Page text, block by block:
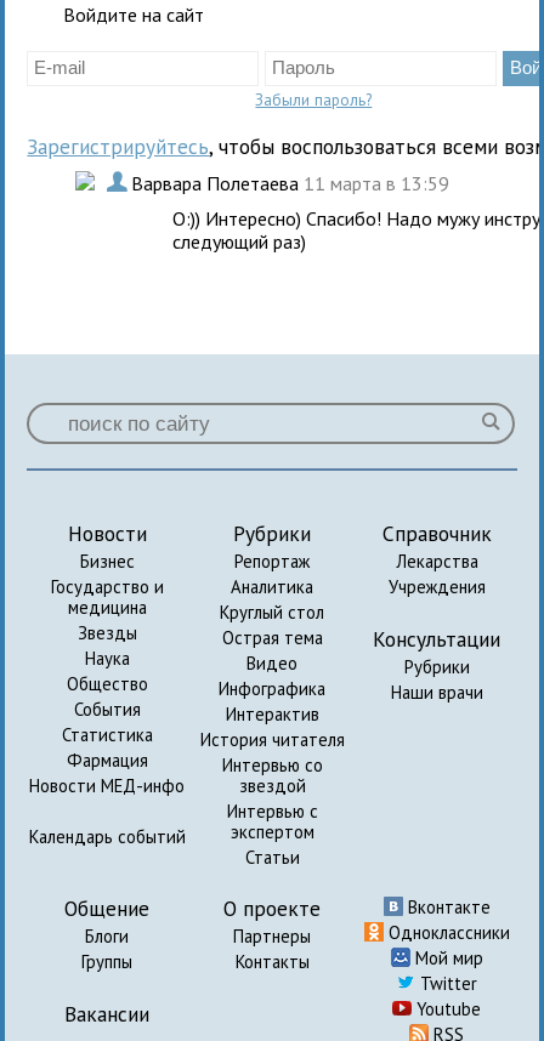
Войдите на сайт
Забыли пароль?
Зарегистрируйтесь, чтобы воспользоваться всеми
. Варвара Полетаева 11 марта в 13:59
О:)) Интересно) Спасибо! Надо мужу
следующий раз)
Новости
Бизнес
Государство и
медицина
Звезды
Наука
Общество
События
Статистика
Фармация
Новости МЕД-инфо
Календарь событий
Рубрики
Репортаж
Аналитика
Круглый стол
Острая тема
Видео
Инфографика
Интерактив
История читателя
Интервью со
звездой
Интервью с
экспертом
Статьи
Справочник
Лекарства
Учреждения
Консультации
Рубрики
Наши врачи
Общение
Блоги
Группы
Вакансии
О проекте
Партнеры
Контакты
Вконтакте
Одноклассники
Мой мир
Twitter
Youtube
RSS